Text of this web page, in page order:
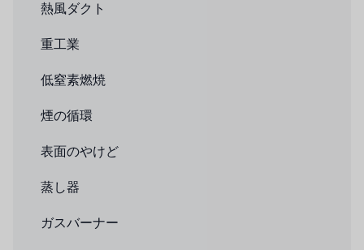
熱風ダクト
重工業
低窒素燃焼
煙の循環
表面のやけど
蒸し器
ガスバーナー